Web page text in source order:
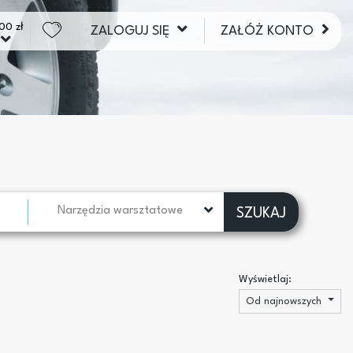
zł ZALOGUJ SIĘ ZAŁÓŻ KONTO
Narzędzia warsztatowe SZUKAJ
Wyświetlaj:
Od najnowszych